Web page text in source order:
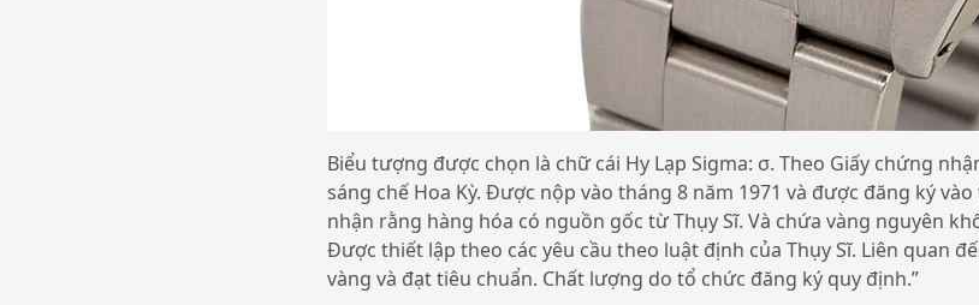
Biểu tượng được chọn là chữ cái Hy Lạp Sigma: σ. Theo Giấy chứng
sáng chế Hoa Kỳ. Được nộp vào tháng 8 năm 1971 và được đăng ký vào
nhận rằng hàng hóa có nguồn gốc từ Thụy Sĩ. Và chứa vàng nguyên
Được thiết lập theo các yêu cầu theo luật định của Thụy Sĩ. Liên quan
vàng và đạt tiêu chuẩn. Chất lượng do tổ chức đăng ký quy định.”